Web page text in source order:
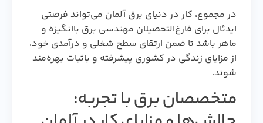
در مجموع، کار در دنیای برق آلمان می‌تواند فرصتی
ایدئال برای فارغ‌التحصیلان مهندسی برق باانگیزه و
ماهر باشد تا ضمن ارتقای سطح شغلی و درآمدی خود،
از مزایای زندگی در کشوری پیشرفته و باثبات بهره‌مند
شوند.
متخصصان برق با تجربه: